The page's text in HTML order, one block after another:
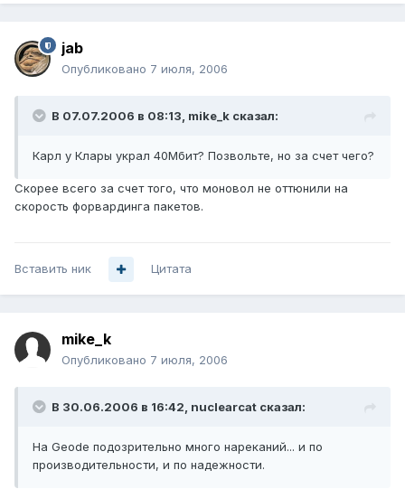
jab
Опубликовано 7 июля, 2006
В 07.07.2006 в 08:13, mike_k сказал:
Карл у Клары украл 40Мбит? Позвольте, но за счет чего?
Скорее всего за счет того, что моновол не оттюнили на
скорость форвардинга пакетов.
Вставить ник Цитата
mike_k
Опубликовано 7 июля, 2006
В 30.06.2006 в 16:42, nuclearcat сказал:
На Geode подозрительно много нареканий... и по
производительности, и по надежности.